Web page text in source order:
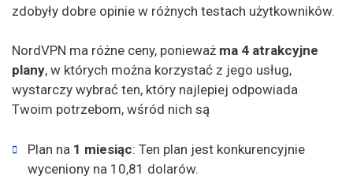
zdobyły dobre opinie w różnych testach użytkowników.
NordVPN ma różne ceny, ponieważ ma 4 atrakcyjne
plany, w których można korzystać z jego usług,
wystarczy wybrać ten, który najlepiej odpowiada
Twoim potrzebom, wśród nich są
Plan na 1 miesiąc: Ten plan jest konkurencyjnie
wyceniony na 10,81 dolarów.